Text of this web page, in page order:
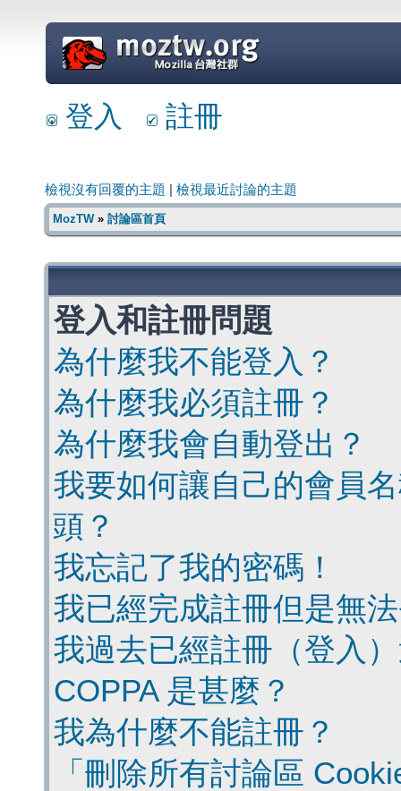
=
登入 註冊
檢視沒有回覆的主題 檢視最近討論的主題
MozTW» 討論區首頁
登入和註冊問題
為什麼我不能登入？
為什麼我必須註冊？
為什麼我會自動登出？
我要如何讓自己的會員
頭？
我忘記了我的密碼！
我已經完成註冊但是無
我過去已經註冊（登入
COPPA 是甚麼？
我為什麼不能註冊？
「刪除所有討論區